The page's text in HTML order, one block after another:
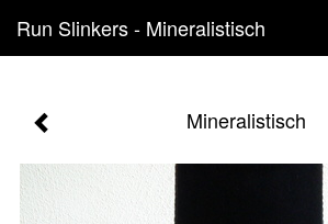
Run Slinkers - Mineralistisch
Mineralistisch